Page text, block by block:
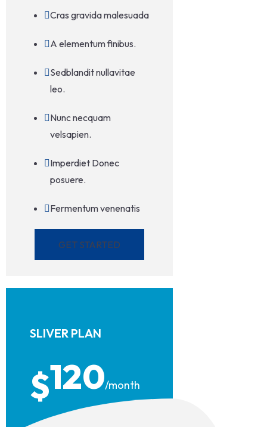
Cras gravida malesuada
A elementum finibus.
Sedblandit nullavitae
leo.
Nunc necquam
velsapien.
Imperdiet Donec
posuere.
Fermentum venenatis
GET STARTED
SLIVER PLAN
$120/month